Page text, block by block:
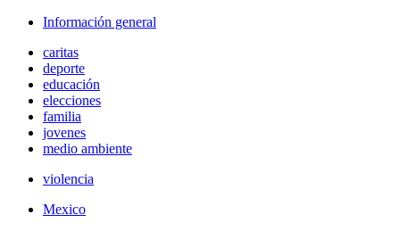
Información general
caritas
deporte
educación
elecciones
familia
jovenes
medio ambiente
violencia
Mexico